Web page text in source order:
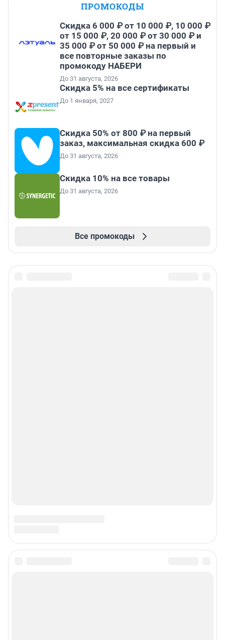
ПРОМОКОДЫ
Скидка 6 000 ₽ от 10 000 ₽, 10 000 ₽
от 15 000 ₽, 20 000 ₽ от 30 000 ₽ и
35 000 ₽ от 50 000 ₽ на первый и
все повторные заказы по
промокоду НАБЕРИ
До 31 августа, 2026
Скидка 5% на все сертификаты
До 1 января, 2027
Скидка 50% от 800 ₽ на первый
заказ, максимальная скидка 600 ₽
До 31 августа, 2026
Скидка 10% на все товары
До 31 августа, 2026
Все промокоды